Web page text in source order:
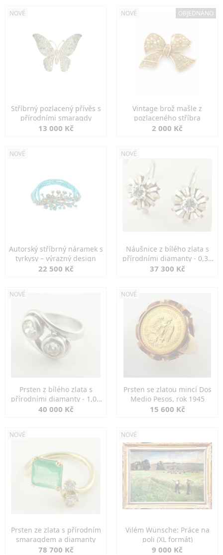
NOVÉ
Stříbrný pozlacený přívěs s
přírodními smaragdy
13 000 Kč
NOVÉ OBJEDNÁNO
Vintage brož mašle z
pozlaceného stříbra
2 000 Kč
NOVÉ
Autorský stříbrný náramek s
tyrkysy – výrazný design
22 500 Kč
NOVÉ
Náušnice z bílého zlata s
přírodními diamanty - 0,30
ct
37 300 Kč
NOVÉ
Prsten z bílého zlata s
přírodními diamanty - 1,00
ct
40 000 Kč
NOVÉ
Prsten se zlatou mincí Dos
Medio Pesos, rok 1945
15 600 Kč
NOVÉ
Prsten ze zlata s přírodním
smaragdem a diamanty
78 700 Kč
NOVÉ
Vilém Wünsche: Práce na
poli (XL formát)
9 000 Kč